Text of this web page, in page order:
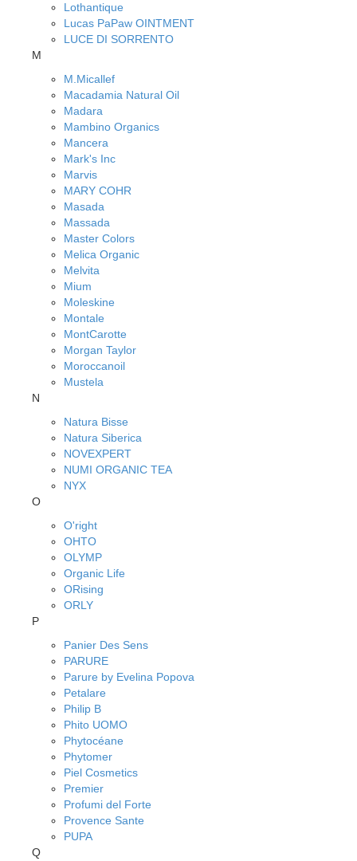
Lothantique
Lucas PaPaw OINTMENT
LUCE DI SORRENTO
M
M.Micallef
Macadamia Natural Oil
Madara
Mambino Organics
Mancera
Mark's Inc
Marvis
MARY COHR
Masada
Massada
Master Colors
Melica Organic
Melvita
Mium
Moleskine
Montale
MontCarotte
Morgan Taylor
Moroccanoil
Mustela
N
Natura Bisse
Natura Siberica
NOVEXPERT
NUMI ORGANIC TEA
NYX
O
O'right
OHTO
OLYMP
Organic Life
ORising
ORLY
P
Panier Des Sens
PARURE
Parure by Evelina Popova
Petalare
Philip B
Phito UOMO
Phytocéane
Phytomer
Piel Cosmetics
Premier
Profumi del Forte
Provence Sante
PUPA
Q